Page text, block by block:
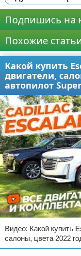
Подпишись на
Похожие
Какой купить
двигатели,
автопилот
Видео: Какой купить
салоны, цвета 2022